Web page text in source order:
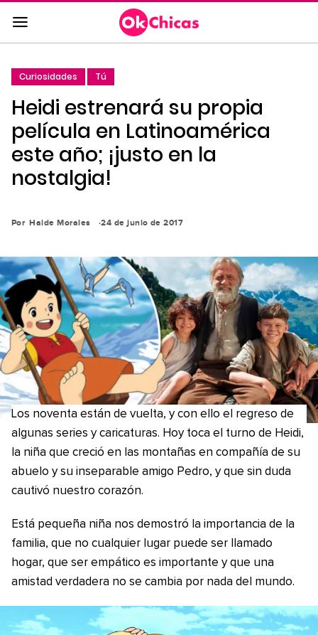
Saltar
al
contenido
a
la
navegación
principal
Curiosidades Tú
Heidi estrenará su propia
película en Latinoamérica
este año; ¡justo en la
nostalgia!
Por Haide Morales 24 de junio de 2017
Los noventa están de vuelta, y con ello el regreso de
algunas series y caricaturas. Hoy toca el turno de Heidi,
la niña que creció en las montañas en compañía de su
abuelo y su inseparable amigo Pedro, y que sin duda
cautivó nuestro corazón.
Está pequeña niña nos demostró la importancia de la
familia, que no cualquier lugar puede ser llamado
hogar, que ser empático es importante y que una
amistad verdadera no se cambia por nada del mundo.